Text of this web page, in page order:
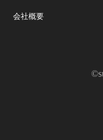
会社概要